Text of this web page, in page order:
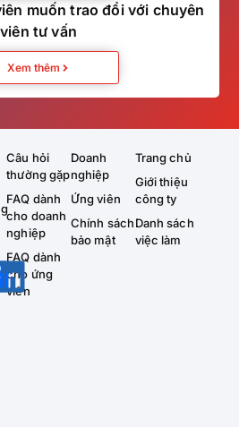
muốn trao đổi với chuyên
viên tư vấn
Xem thêm
Trang chủ
Giới thiệu
công ty
Danh sách
việc làm
Doanh
nghiệp
Ứng viên
Chính sách
bảo mật
Câu hỏi
thường gặp
FAQ dành
cho doanh
nghiệp
FAQ dành
cho ứng
viên